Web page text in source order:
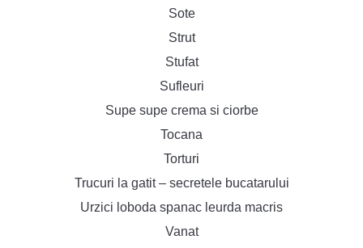
Sote
Strut
Stufat
Sufleuri
Supe supe crema si ciorbe
Tocana
Torturi
Trucuri la gatit – secretele bucatarului
Urzici loboda spanac leurda macris
Vanat